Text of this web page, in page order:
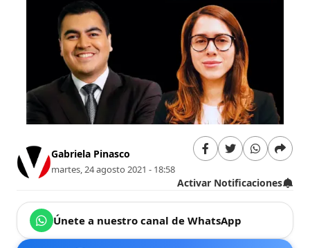
Gabriela Pinasco
martes, 24 agosto 2021 - 18:58
Activar Notificaciones
Únete a nuestro canal de WhatsApp